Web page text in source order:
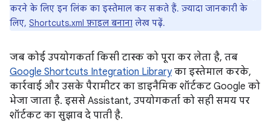
करने के लिए इन लिंक का इस्तेमाल कर सकते हैं. ज़्यादा जानकारी के
लिए, Shortcuts.xml फ़ाइल बनाना लेख पढ़ें.
जब कोई उपयोगकर्ता किसी टास्क को पूरा कर लेता है, तब
Google Shortcuts Integration Libraryका इस्तेमाल करके,
कार्रवाई और उसके पैरामीटर का डाइनैमिक शॉर्टकट Google को
भेजा जाता है. इससे Assistant, उपयोगकर्ता को सही समय पर
शॉर्टकट का सुझाव दे पाती है.